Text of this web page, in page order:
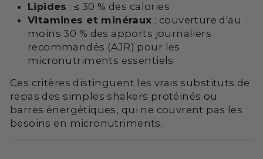
Lipides : ≤ 30 % des calories
Vitamines et minéraux : couverture d'au
moins 30 % des apports journaliers
recommandés (AJR) pour les
micronutriments essentiels
Ces critères distinguent les vrais substituts de
repas des simples shakers protéinés ou
barres énergétiques, qui ne couvrent pas les
besoins en micronutriments.